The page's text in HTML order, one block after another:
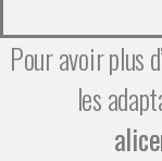
Pour avoir plus
les